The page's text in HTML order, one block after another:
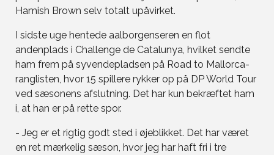
Hamish Brown selv totalt upåvirket.
I sidste uge hentede aalborgenseren en flot
andenplads i Challenge de Catalunya, hvilket sendte
ham frem på syvendepladsen på Road to Mallorca-
ranglisten, hvor 15 spillere rykker op på DP World Tour
ved sæsonens afslutning. Det har kun bekræftet ham
i, at han er på rette spor.
- Jeg er et rigtig godt sted i øjeblikket. Det har været
en ret mærkelig sæson, hvor jeg har haft fri i tre